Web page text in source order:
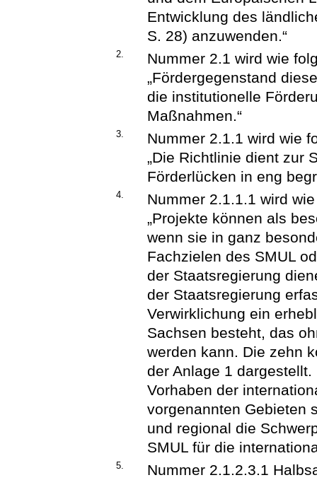
Entwicklung des
S. 28) anzuwenden.“
2.
Nummer 2.1 wird wie
„Fördergegenstand
die institutionelle
Maßnahmen.“
3.
Nummer 2.1.1 wird wie
„Die Richtlinie dient zur
Förderlücken in eng
4.
Nummer 2.1.1.1 wird
„Projekte können als
wenn sie in ganz
Fachzielen des SMUL
der Staatsregierung
der Staatsregierung
Verwirklichung ein
Sachsen besteht, das
werden kann. Die zehn
der Anlage 1 dargestellt.
Vorhaben der
vorgenannten Gebieten
und regional die
SMUL für die
5. Nummer 2.1.2.3.1